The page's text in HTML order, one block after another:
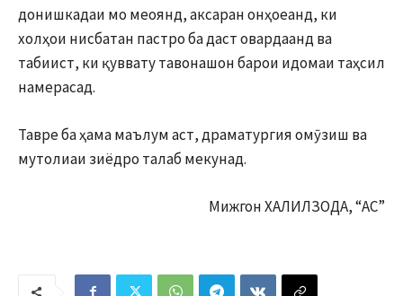
донишкадаи мо меоянд, аксаран онҳоеанд, ки
холҳои нисбатан пастро ба даст овардаанд ва
табиист, ки қуввату тавонашон барои идомаи таҳсил
намерасад.
Тавре ба ҳама маълум аст, драматургия омӯзиш ва
мутолиаи зиёдро талаб мекунад.
Мижгон ХАЛИЛЗОДА, “АС”